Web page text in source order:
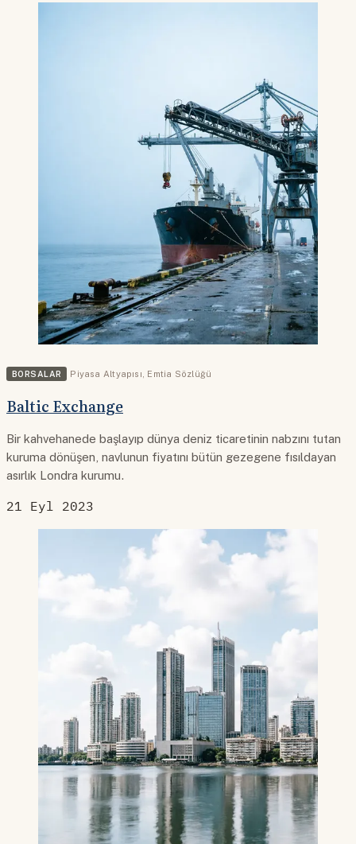
BORSALAR Piyasa Altyapısı Emtia Sözlüğü
Baltic Exchange
Bir kahvehanede başlayıp dünya deniz ticaretinin nabzını tutan
kuruma dönüşen, navlunun fiyatını bütün gezegene fısıldayan
asırlık Londra kurumu.
21 Eyl 2023